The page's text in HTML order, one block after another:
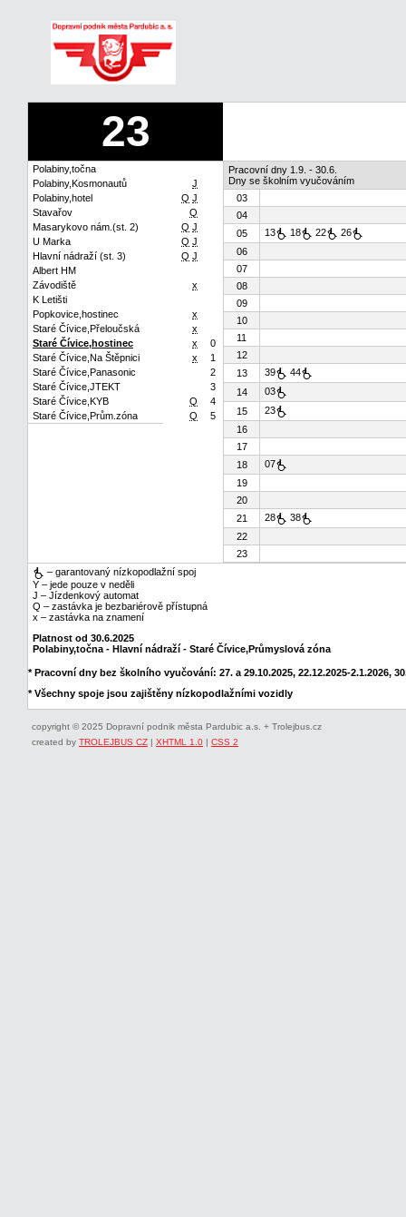
23
Polabiny,točna
Polabiny,Kosmonautů
J
Polabiny,hotel
Q J
Stavařov
Q
Masarykovo nám.(st. 2)
Q J
U Marka
Q J
Hlavní nádraží (st. 3)
Q J
Albert HM
Závodiště
x
K Letišti
Popkovice,hostinec
x
Staré Čívice,Přeloučská
x
Staré Čívice,hostinec
x
0
Staré Čívice,Na Štěpnici
x
1
Staré Čívice,Panasonic
2
Staré Čívice,JTEKT
3
Staré Čívice,KYB
Q
4
Staré Čívice,Prům.zóna
Q 5
Pracovní dny 1.9. - 30.6.
Dny se školním vyučováním
03
04
05
13 18 22
26
06
07
08
09
10
11
12
13
39
44
14
03
15
23
16
17
18
07
19
20
21
28
38
22
23
– garantovaný nízkopodlažní spoj
Y – jede pouze v neděli
J – Jízdenkový automat
Q – zastávka je bezbariérově přístupná
x – zastávka na znamení
Platnost od 30.6.2025
Polabiny,točna - Hlavní nádraží - Staré Čívice,Průmyslová zóna
* Pracovní dny bez školního vyučování: 27. a 29.10.2025, 22.12.2025-2.1.2026,
* Všechny spoje jsou zajištěny nízkopodlažními vozidly
copyright © 2025 Dopravní podnik města Pardubic a.s. + Trolejbus.cz
created by TROLEJBUS CZ | XHTML 1.0 | CSS 2